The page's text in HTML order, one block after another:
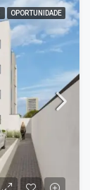
OPORTUNIDADE